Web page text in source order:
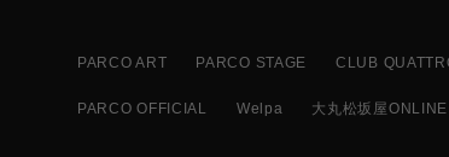
PARCO ART PARCO STAGE CLUB
PARCO OFFICIAL Welpa 大丸松坂屋